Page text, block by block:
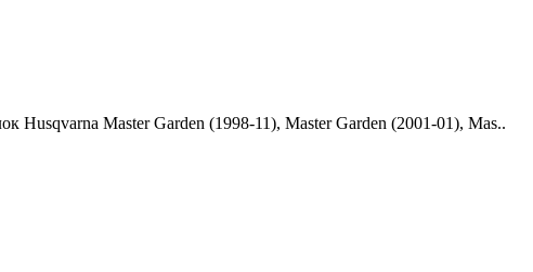
Husqvarna Master Garden (1998-11), Master Garden (2001-01), Mas..